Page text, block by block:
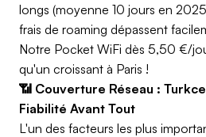
longs (moyenne 10 jours en
frais de roaming dépassent
Notre Pocket WiFi dès 5,50 €/
qu'un croissant à Paris !
📶 Couverture Réseau :
Fiabilité Avant Tout
L'un des facteurs les plus